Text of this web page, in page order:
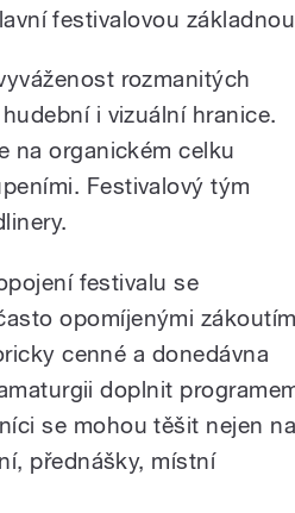
festivalovou
rozmanitých
i vizuální hranice.
na organickém celku
Festivalový tým
festivalu se
opomíjenými
cenné a donedávna
doplnit
se mohou těšit nejen na
přednášky, místní